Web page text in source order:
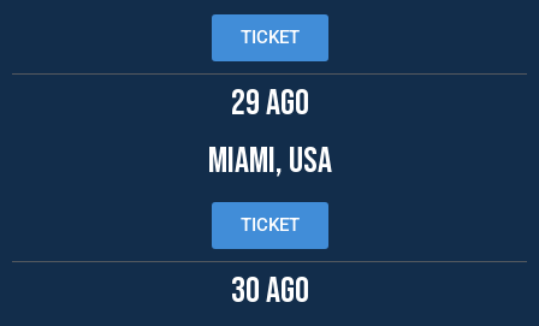
TICKET
29 AGO
MIAMI, USA
TICKET
30 AGO